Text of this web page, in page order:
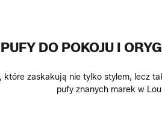
PUFY DO POKOJU I
które zaskakują nie tylko stylem, lecz
pufy znanych marek w